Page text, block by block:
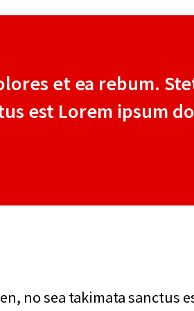
et ea rebum.
est Lorem ipsum
no sea takimata sanctus